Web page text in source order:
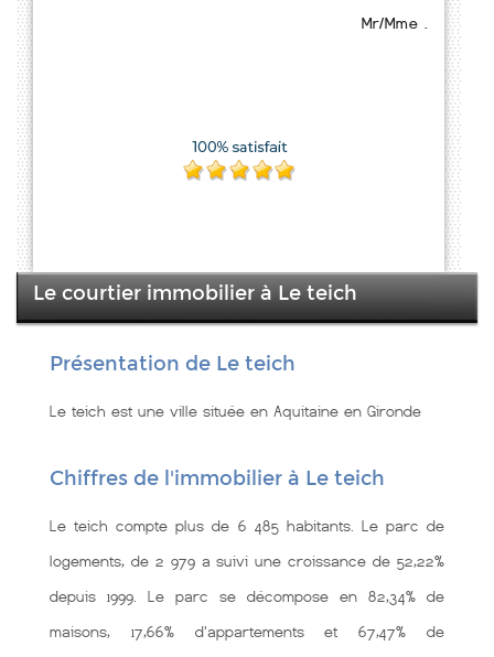
Mr/Mme .
Le courtier immobilier à Le teich
Présentation de Le teich
Le teich est une ville située en Aquitaine en Gironde
Chiffres de l'immobilier à Le teich
Le teich compte plus de 6 485 habitants. Le parc de
logements, de 2 979 a suivi une croissance de 52,22%
depuis 1999. Le parc se décompose en 82,34% de
maisons, 17,66% d'appartements et 67,47% de